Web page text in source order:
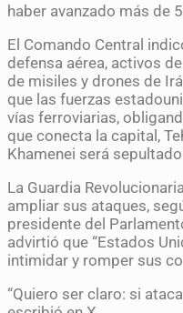
haber avanzado más de
El Comando Central
defensa aérea, activos
de misiles y drones de
que las fuerzas
vías ferroviarias,
que conecta la capital,
Khamenei será
La Guardia
ampliar sus ataques,
presidente del
advirtió que “Estados
intimidar y romper sus
“Quiero ser claro: si